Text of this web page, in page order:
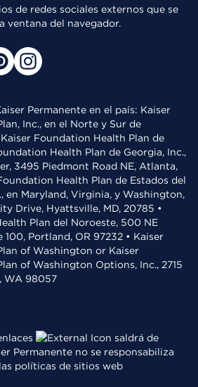
de redes sociales externos que se
ventana del navegador.
Permanente en el país: Kaiser
Inc., en el Norte y Sur de
Foundation Health Plan de
Health Plan de Georgia, Inc.,
3495 Piedmont Road NE, Atlanta,
Health Plan de Estados del
en Maryland, Virginia, y Washington,
Drive, Hyattsville, MD, 20785 •
Plan del Noroeste, 500 NE
Portland, OR 97232 • Kaiser
of Washington or Kaiser
of Washington Options, Inc., 2715
WA 98057
saldrá de
Permanente no se responsabiliza
políticas de sitios web